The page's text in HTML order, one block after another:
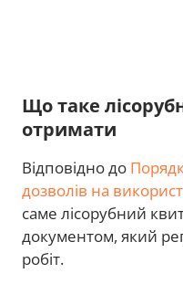
Що таке
отримати
Відповідно до
дозволів на
саме лісорубний
документом, який
робіт.